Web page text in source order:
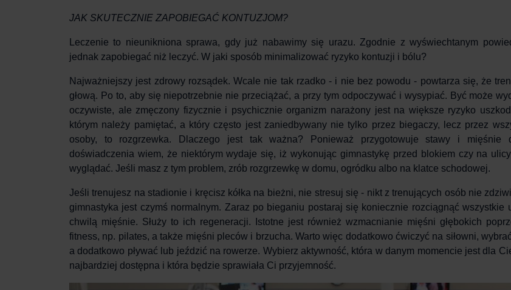
JAK SKUTECZNIE ZAPOBIEGAĆ KONTUZJOM?
Leczenie to nieunikniona sprawa, gdy już nabawimy się urazu. Zgodnie z wyświechtanym
jednak zapobiegać niż leczyć. W jaki sposób minimalizować ryzyko kontuzji i bólu?
Najważniejszy jest zdrowy rozsądek. Wcale nie tak rzadko - i nie bez powodu - powtarza się, że
głową. Po to, aby się niepotrzebnie nie przeciążać, a przy tym odpoczywać i wysypiać. Być może
oczywiste, ale zmęczony fizycznie i psychicznie organizm narażony jest na większe ryzyko
którym należy pamiętać, a który często jest zaniedbywany nie tylko przez biegaczy, lecz przez
osoby, to rozgrzewka. Dlaczego jest tak ważna? Ponieważ przygotowuje stawy i mięśnie
doświadczenia wiem, że niektórym wydaje się, iż wykonując gimnastykę przed blokiem czy na ulicy
wyglądać. Jeśli masz z tym problem, zrób rozgrzewkę w domu, ogródku albo na klatce schodowej.
Jeślitrenujesz na stadionie i kręcisz kółka na bieżni, nie stresuj się - nikt z trenujących osób nie
gimnastyka jest czymś normalnym. Zaraz po bieganiu postaraj się koniecznie rozciągnąć wszystkie
chwilą mięśnie. Służy to ich regeneracji. Istotne jest również wzmacnianie mięśni głębokich
fitness, np. pilates, a także mięśni pleców i brzucha. Warto więc dodatkowo ćwiczyć na siłowni,
a dodatkowo pływać lub jeździć na rowerze. Wybierz aktywność, która w danym momencie jest dla
najbardziej dostępna i która będzie sprawiała Ci przyjemność.